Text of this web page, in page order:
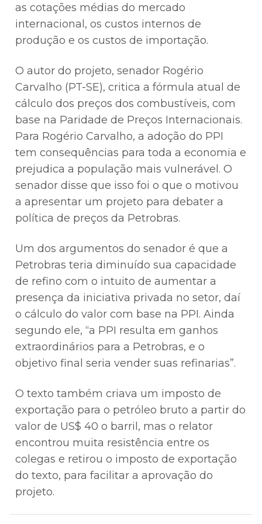
as cotações médias do mercado
internacional, os custos internos de
produção e os custos de importação.
O autor do projeto, senador Rogério
Carvalho (PT-SE), critica a fórmula atual de
cálculo dos preços dos combustíveis, com
base na Paridade de Preços Internacionais.
Para Rogério Carvalho, a adoção do PPI
tem consequências para toda a economia e
prejudica a população mais vulnerável. O
senador disse que isso foi o que o motivou
a apresentar um projeto para debater a
política de preços da Petrobras.
Um dos argumentos do senador é que a
Petrobras teria diminuído sua capacidade
de refino com o intuito de aumentar a
presença da iniciativa privada no setor, daí
o cálculo do valor com base na PPI. Ainda
segundo ele, “a PPI resulta em ganhos
extraordinários para a Petrobras, e o
objetivo final seria vender suas refinarias”.
O texto também criava um imposto de
exportação para o petróleo bruto a partir do
valor de US$ 40 o barril, mas o relator
encontrou muita resistência entre os
colegas e retirou o imposto de exportação
do texto, para facilitar a aprovação do
projeto.